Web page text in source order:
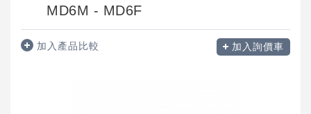
MD6M - MD6F
加入產品比較 加入詢價車